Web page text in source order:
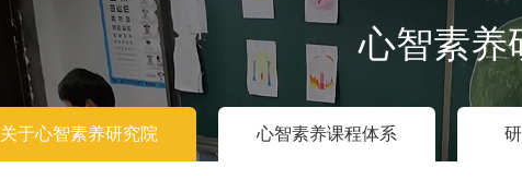
心智素养
关于心智素养研究院 心智素养课程体系